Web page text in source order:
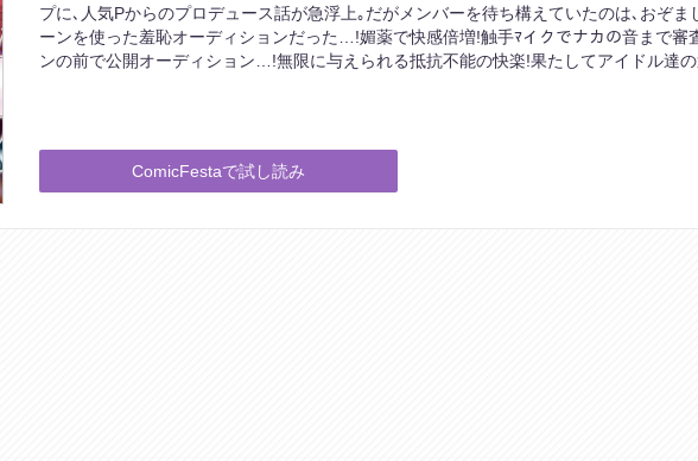
プに､人気Pからのプロデュース話が急浮上｡だがメンバーを待ち構えていたのは､おぞま
ーンを使った羞恥オーディションだった…!媚薬で快感倍増!触手ﾏイクでナカの音まで審
ンの前で公開オーディション…!無限に与えられる抵抗不能の快楽!果たしてアイドル達
ComicFestaで試し読み